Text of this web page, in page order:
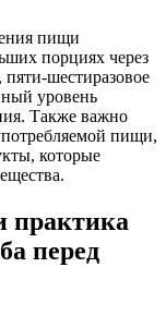
пищи
порциях через
шестиразовое
уровень
Также важно
пищи,
которые
практика
перед